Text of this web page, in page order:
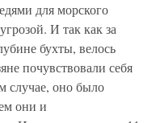
для морского
И так как за
бухты, велось
почувствовали себя
случае, оно было
они и